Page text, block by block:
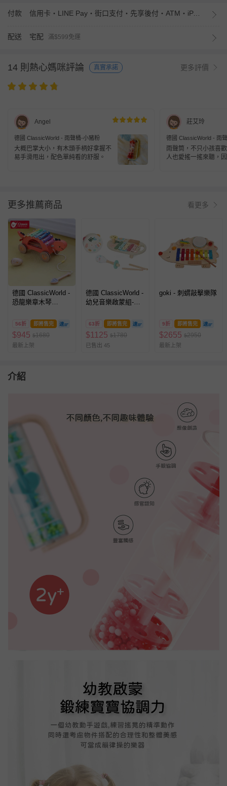
付款 信用卡・LINE Pay・街口支付・先享後付・ATM・iPASS MONEY
配送 宅配 滿$599免運
14 則熱心媽咪評論 真實承諾 更多評價
Angel
德國 ClassicWorld - 雨聲桶-小豬粉
大概巴掌大小，有木頭手柄好拿握不
易手滑甩出，配色單純看的舒服。
莊艾玲
德國 ClassicWorld - 雨
雨聲筒，不只小孩喜
人也愛搖一搖來聽，
更多推薦商品 看更多
德國 ClassicWorld -
恐龍樂章木琴
56折 即將售完
$945 $1680
最新上架
德國 ClassicWorld -
幼兒音樂啟蒙組-花
63折 即將售完
$1125 $1780
已售出 45
goki - 刺蝟敲擊樂隊
9折 即將售完
$2655 $2950
最新上架
介紹